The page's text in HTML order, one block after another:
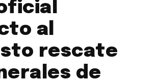
al
rescate
de